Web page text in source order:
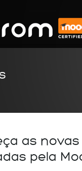
as
pela